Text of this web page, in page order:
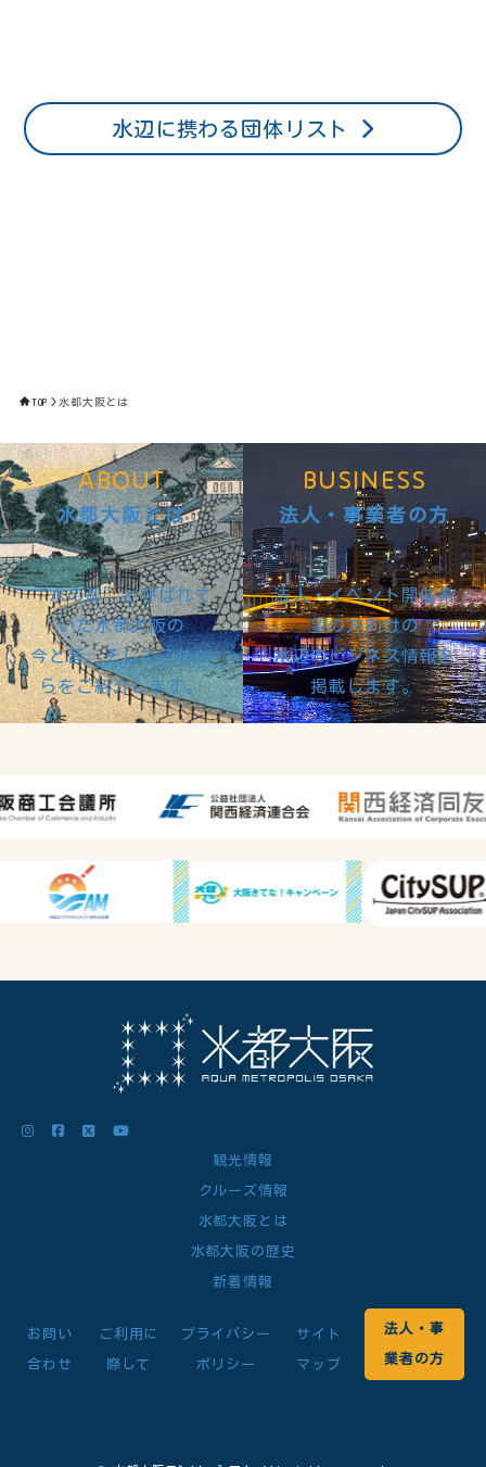
水辺に携わる団体リスト
TOP 水都大阪とは
ABOUT
水都大阪とは
“水の都”と呼ばれて
いた水都大阪の
今と昔、そしてこれか
らをご紹介します。
BUSINESS
法人・事業者の方
法人・イベント開催希
望の方向けの
水辺のビジネス情報を
掲載します。
観光情報
クルーズ情報
水都大阪とは
水都大阪の歴史
新着情報
お問い
合わせ
ご利用に
際して
プライバシー
ポリシー
サイト
マップ
法人・事
業者の方